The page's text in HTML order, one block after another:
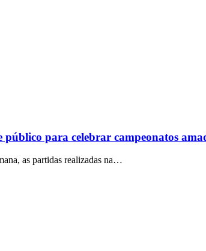
para celebrar campeonatos
as partidas realizadas na…